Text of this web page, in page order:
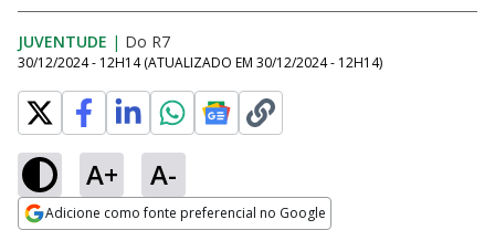
JUVENTUDE | Do R7
30/12/2024 - 12H14 (ATUALIZADO EM 30/12/2024 - 12H14)
A+ A-
Adicione como fonte preferencial no Google